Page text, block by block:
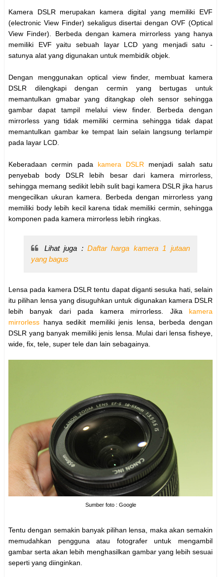
Kamera DSLR merupakan kamera digital yang memiliki EVF
(electronic View Finder) sekaligus disertai dengan OVF (Optical
View Finder). Berbeda dengan kamera mirrorless yang hanya
memiliki EVF yaitu sebuah layar LCD yang menjadi satu -
satunya alat yang digunakan untuk membidik objek.
Dengan menggunakan optical view finder, membuat kamera
DSLR dilengkapi dengan cermin yang bertugas untuk
memantulkan gmabar yang ditangkap oleh sensor sehingga
gambar dapat tampil melalui view finder. Berbeda dengan
mirrorless yang tidak memiliki cermina sehingga tidak dapat
memantulkan gambar ke tempat lain selain langsung terlampir
pada layar LCD.
Keberadaan cermin pada kamera DSLR menjadi salah satu
penyebab body DSLR lebih besar dari kamera mirrorless,
sehingga memang sedikit lebih sulit bagi kamera DSLR jika harus
mengecilkan ukuran kamera. Berbeda dengan mirrorless yang
memiliki body lebih kecil karena tidak memiliki cermin, sehingga
komponen pada kamera mirrorless lebih ringkas.
Lihat juga : Daftar harga kamera 1 jutaan
yang bagus
Lensa pada kamera DSLR tentu dapat diganti sesuka hati, selain
itu pilihan lensa yang disuguhkan untuk digunakan kamera DSLR
lebih banyak dari pada kamera mirrorless. Jika kamera
mirrorless hanya sedikit memiliki jenis lensa, berbeda dengan
DSLR yang banyak memiliki jenis lensa. Mulai dari lensa fisheye,
wide, fix, tele, super tele dan lain sebagainya.
Sumber foto : Google
Tentu dengan semakin banyak pilihan lensa, maka akan semakin
memudahkan pengguna atau fotografer untuk mengambil
gambar serta akan lebih menghasilkan gambar yang lebih sesuai
seperti yang diinginkan.